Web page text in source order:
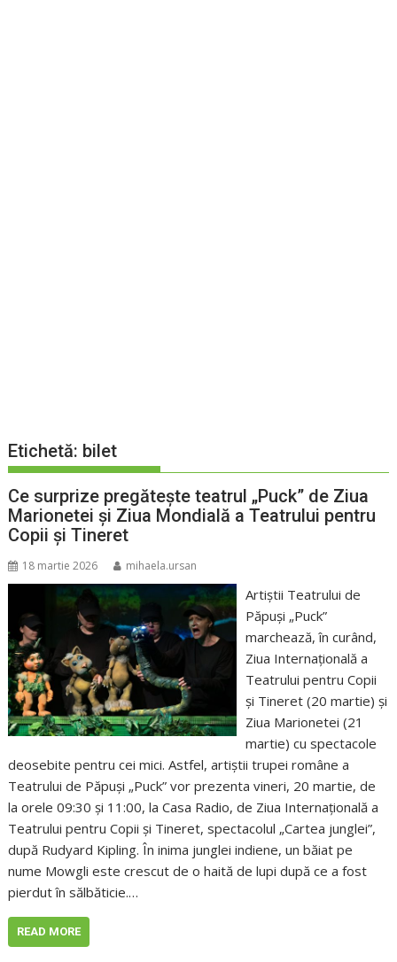
Etichetă: bilet
Ce surprize pregătește teatrul „Puck” de Ziua
Marionetei și Ziua Mondială a Teatrului pentru
Copii și Tineret
18 martie 2026 mihaela.ursan
Artiștii Teatrului de
Păpuși „Puck”
marchează, în curând,
Ziua Internațională a
Teatrului pentru Copii
și Tineret (20 martie) și
Ziua Marionetei (21
martie) cu spectacole
deosebite pentru cei mici. Astfel, artiștii trupei române a
Teatrului de Păpuși „Puck” vor prezenta vineri, 20 martie, de
la orele 09:30 și 11:00, la Casa Radio, de Ziua Internațională a
Teatrului pentru Copii și Tineret, spectacolul „Cartea junglei”,
după Rudyard Kipling. În inima junglei indiene, un băiat pe
nume Mowgli este crescut de o haită de lupi după ce a fost
pierdut în sălbăticie.…
READ MORE